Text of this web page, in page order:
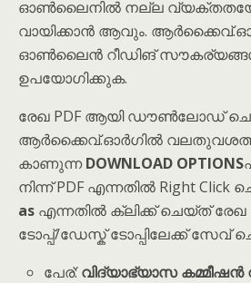
ഓൺലൈനിൽ നല്ല
വായിക്കാൻ ആവും.
ഓൺലൈൻ റീഡിങ് സൗകര്യങ്ങൾ
ഉപയോഗിക്കുക.
രേഖ PDF ആയി ഡൗൺലോഡ്
ആർക്കൈവ്.ഓർഗിൽ
കാണുന്നDOWNLOAD OPTIONS
നിന്ന് PDF എന്നതിൽ Right Click
as എന്നതിൽ ക്ലിക്ക് ചെയ്ത് രേഖ
ടോപ്പ്/ഡേസ്ക് ടോപ്പിലേക്ക് സേവ്
പേര്:വിദ്യാഭ്യാസ കമ്മീഷൻ